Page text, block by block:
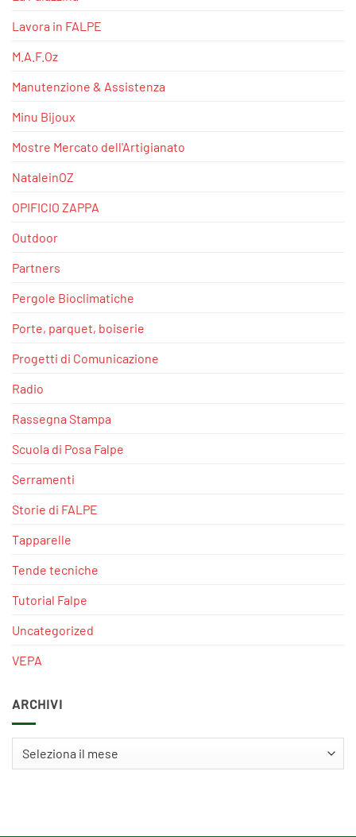
Lavora in FALPE
M.A.F.Oz
Manutenzione & Assistenza
Minu Bijoux
Mostre Mercato dell'Artigianato
NataleinOZ
OPIFICIO ZAPPA
Outdoor
Partners
Pergole Bioclimatiche
Porte, parquet, boiserie
Progetti di Comunicazione
Radio
Rassegna Stampa
Scuola di Posa Falpe
Serramenti
Storie di FALPE
Tapparelle
Tende tecniche
Tutorial Falpe
Uncategorized
VEPA
ARCHIVI